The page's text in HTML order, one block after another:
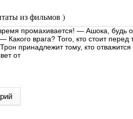
из фильмов )
промахивается! — Ашока, будь
Какого врага? Того, кто стоит перед
принадлежит тому, кто
от